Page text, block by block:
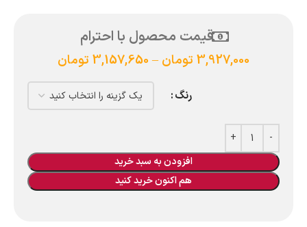
قیمت محصول با احترام
3,927,000 تومان –
3,157,650 تومان
رنگ
افزودن به سبد خرید
هم اکنون خرید کنید